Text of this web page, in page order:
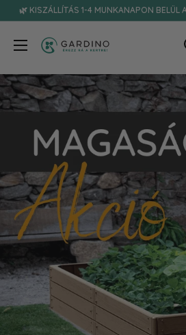
Tovább🌿 KISZÁLLÍTÁS 1-4 MUNKANAPON BELÜL
Gardino